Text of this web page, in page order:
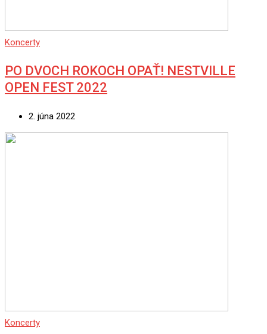
Koncerty
PO DVOCH ROKOCH OPAŤ! NESTVILLE
OPEN FEST 2022
2. júna 2022
Koncerty